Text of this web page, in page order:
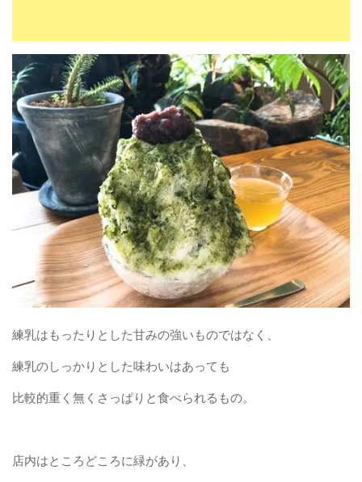
練乳はもったりとした甘みの強いものではなく、
練乳のしっかりとした味わいはあっても
比較的重く無くさっぱりと食べられるもの。
店内はところどころに緑があり、